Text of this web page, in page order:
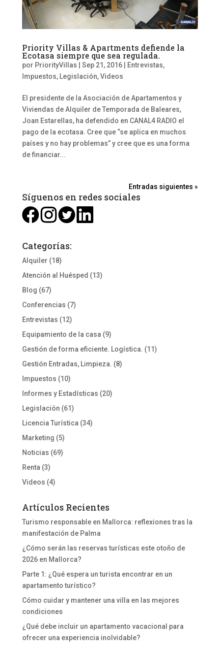
Priority Villas & Apartments defiende la
Ecotasa siempre que sea regulada.
por PriorityVillas Sep 21, 2016| Entrevistas,
Impuestos, Legislación,Videos
El presidente de la Asociación de Apartamentos y
Viviendas de Alquiler de Temporada de Baleares,
Joan Estarellas, ha defendido en CANAL4 RADIO el
pago de la ecotasa. Cree que “se aplica en muchos
países y no hay problemas” y cree que es una forma
de financiar...
Entradas siguientes »
Síguenos en redes sociales
Categorías:
Alquiler (18)
Atención al Huésped (13)
Blog (67)
Conferencias (7)
Entrevistas (12)
Equipamiento de la casa (9)
Gestión de forma eficiente. Logística. (11)
Gestión Entradas, Limpieza. (8)
Impuestos (10)
Informes y Estadísticas (20)
Legislación (61)
Licencia Turística (34)
Marketing (5)
Noticias (69)
Renta (3)
Videos (4)
Artículos Recientes
Turismo responsable en Mallorca: reflexiones tras la
manifestación de Palma
¿Cómo serán las reservas turísticas este otoño de
2026 en Mallorca?
Parte 1: ¿Qué espera un turista encontrar en un
apartamento turístico?
Cómo cuidar y mantener una villa en las mejores
condiciones
¿Qué debe incluir un apartamento vacacional para
ofrecer una experiencia inolvidable?